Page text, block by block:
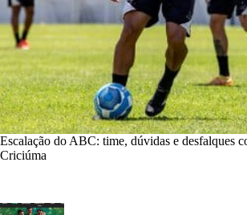
Escalação do ABC: time, dúvidas e desfalques
Criciúma